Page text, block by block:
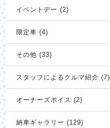
イベントデー (2)
限定車 (4)
その他 (33)
スタッフによるクルマ紹介 (7)
オーナーズボイス (2)
納車ギャラリー (129)